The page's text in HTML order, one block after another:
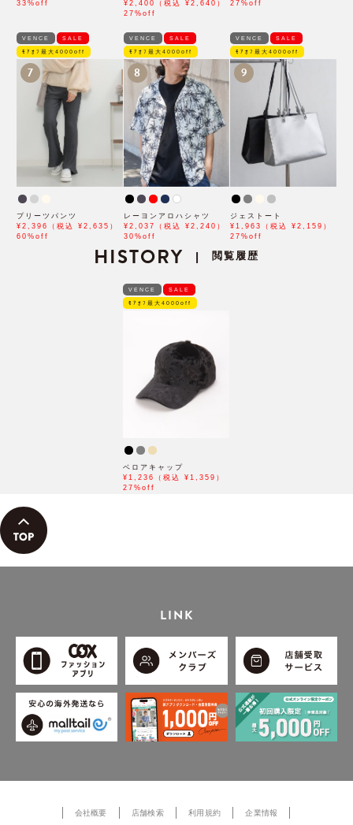
33%off
¥2,400（税込 ¥2,640）
27%off
27%off
VENCE SALE
ﾓｱｵﾌ最大4000off
7
プリーツパンツ
¥2,396（税込 ¥2,635）
60%off
VENCE SALE
ﾓｱｵﾌ最大4000off
8
レーヨンアロハシャツ
¥2,037（税込 ¥2,240）
30%off
VENCE SALE
ﾓｱｵﾌ最大4000off
9
ジェストート
¥1,963（税込 ¥2,159）
27%off
HISTORY | 閲覧履歴
VENCE SALE
ﾓｱｵﾌ最大4000off
ベロアキャップ
¥1,236（税込 ¥1,359）
27%off
LINK
会社概要 店舗検索 利用規約 企業情報